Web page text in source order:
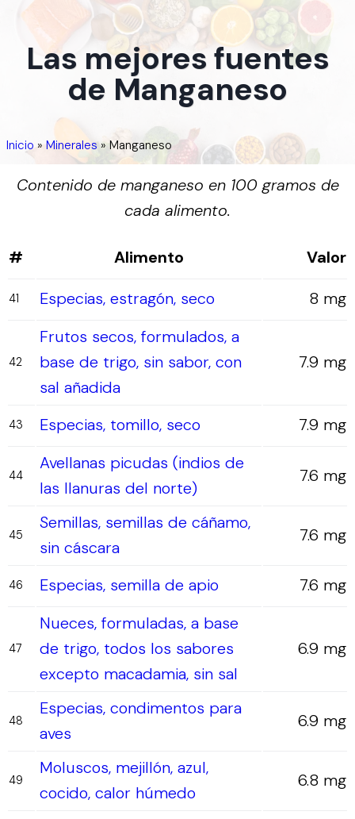
Las mejores fuentes
de Manganeso
Inicio » Minerales»Manganeso
Contenido de manganeso en 100 gramos de
cada alimento.
# Alimento Valor
41 Especias, estragón, seco 8 mg
42
Frutos secos, formulados, a
base de trigo, sin sabor, con
sal añadida
7.9 mg
43 Especias, tomillo, seco 7.9 mg
44
Avellanas picudas (indios de
las llanuras del norte)
7.6 mg
45
Semillas, semillas de cáñamo,
sin cáscara
7.6 mg
46 Especias, semilla de apio 7.6 mg
47
Nueces, formuladas, a base
de trigo, todos los sabores
excepto macadamia, sin sal
6.9 mg
48
Especias, condimentos para
aves
6.9 mg
49
Moluscos, mejillón, azul,
cocido, calor húmedo
6.8 mg